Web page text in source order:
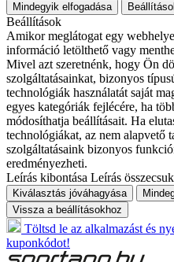
Mindegyik elfogadása
Beállítások
Amikor meglátogat egy
információ letölthető vagy
Mivel azt szeretnénk, hogy Ön
szolgáltatásainkat, bizonyos
technológiák használatát saját
egyes kategóriák fejlécére, ha
módosíthatja beállításait. Ha
technológiákat, az nem alapvető
szolgáltatásaink bizonyos
eredményezheti.
Leírás kibontása Leírás
Kiválasztás jóváhagyása
Vissza a beállításokhoz
Töltsd le az alkalmazást és
kuponkódot!